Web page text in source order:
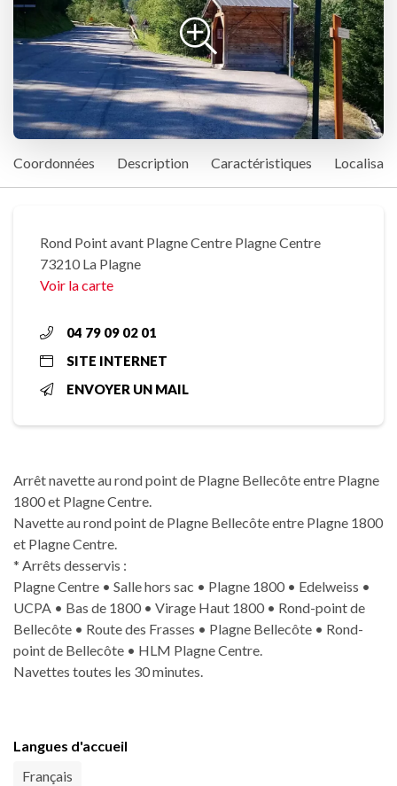
Coordonnées Description Caractéristiques
Rond Point avant Plagne Centre Plagne Centre
73210 La Plagne
Voir la carte
04 79 09 02 01
SITE INTERNET
ENVOYER UN MAIL
Arrêt navette au rond point de Plagne Bellecôte entre Plagne
1800 et Plagne Centre.
Navette au rond point de Plagne Bellecôte entre Plagne 1800
et Plagne Centre.
* Arrêts desservis :
Plagne Centre • Salle hors sac • Plagne 1800 • Edelweiss •
UCPA • Bas de 1800 • Virage Haut 1800 • Rond-point de
Bellecôte • Route des Frasses • Plagne Bellecôte • Rond-
point de Bellecôte • HLM Plagne Centre.
Navettes toutes les 30 minutes.
Langues d'accueil
Français